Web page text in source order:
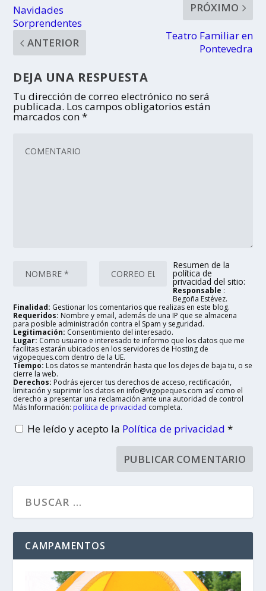
Navidades
Sorprendentes
ANTERIOR
PRÓXIMO
Teatro Familiar en
Pontevedra
DEJA UNA RESPUESTA
Tu dirección de correo electrónico no será
publicada. Los campos obligatorios están
marcados con*
Resumen de la
política de
privacidad del sitio:
Responsable :
Begoña Estévez.
Finalidad: Gestionar los comentarios que realizas en este blog.
Requeridos: Nombre y email, además de una IP que se almacena
para posible administración contra el Spam y seguridad.
Legitimación: Consentimiento del interesado.
Lugar: Como usuario e interesado te informo que los datos que me
facilitas estarán ubicados en los servidores de Hosting de
vigopeques.com dentro de la UE.
Tiempo: Los datos se mantendrán hasta que los dejes de baja tu, o se
cierre la web.
Derechos: Podrás ejercer tus derechos de acceso, rectificación,
limitación y suprimir los datos en info@vigopeques.com así como el
derecho a presentar una reclamación ante una autoridad de control
Más Información: política de privacidad completa.
He leído y acepto la Política de privacidad*
CAMPAMENTOS